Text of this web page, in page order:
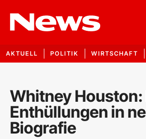
AKTUELL POLITIK WIRTSCHAFT
Whitney
Enthüllungen in
Biografie